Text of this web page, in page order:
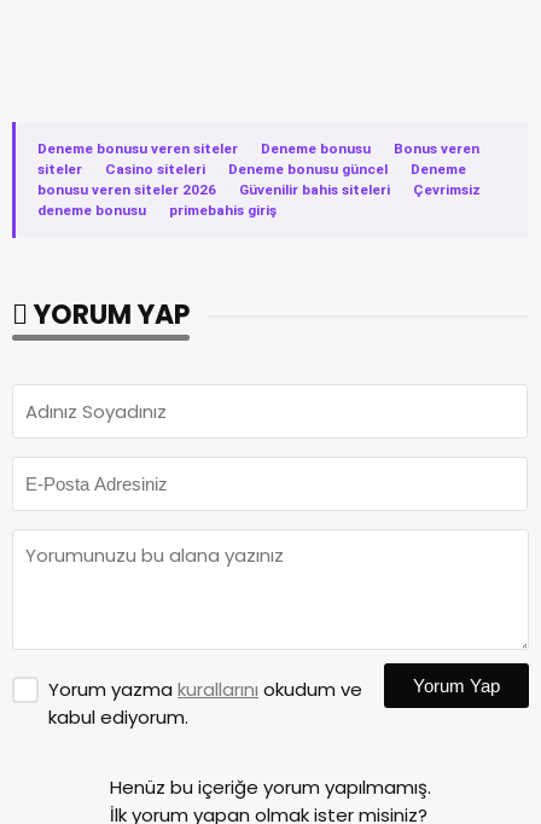
Deneme bonusu veren siteler · Deneme bonusu ·
Bonus veren
siteler
· Casino siteleri · Deneme bonusu güncel ·
Deneme
bonusu veren siteler 2026
· Güvenilir bahis siteleri ·
Çevrimsiz
deneme bonusu
· primebahis giriş
YORUM YAP
Yorum yazma kurallarını okudum ve
kabul ediyorum.
Yorum Yap
Henüz bu içeriğe yorum yapılmamış.
İlk yorum yapan olmak ister misiniz?